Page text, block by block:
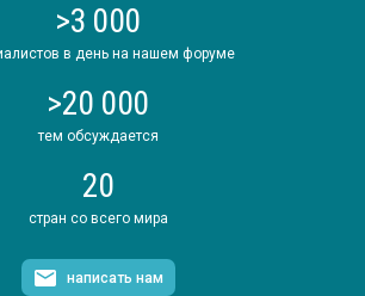
>3 000
в день на нашем форуме
>20 000
тем обсуждается
20
стран со всего мира
написать нам